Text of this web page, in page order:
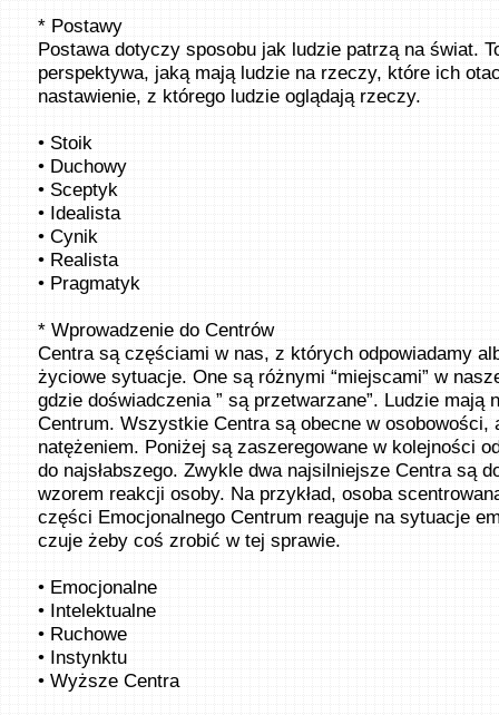
* Postawy
Postawa dotyczy sposobu jak ludzie patrzą na świat.
perspektywa, jaką mają ludzie na rzeczy, które ich
nastawienie, z którego ludzie oglądają rzeczy.
• Stoik
• Duchowy
• Sceptyk
• Idealista
• Cynik
• Realista
• Pragmatyk
* Wprowadzenie do Centrów
Centra są częściami w nas, z których odpowiadamy
życiowe sytuacje. One są różnymi “miejscami” w
gdzie doświadczenia ” są przetwarzane”. Ludzie mają
Centrum. Wszystkie Centra są obecne w osobowości,
natężeniem. Poniżej są zaszeregowane w kolejności
do najsłabszego. Zwykle dwa najsilniejsze Centra są
wzorem reakcji osoby. Na przykład, osoba
części Emocjonalnego Centrum reaguje na sytuacje
czuje żeby coś zrobić w tej sprawie.
• Emocjonalne
• Intelektualne
• Ruchowe
• Instynktu
• Wyższe Centra